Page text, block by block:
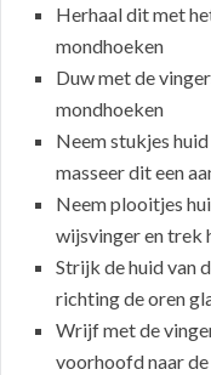
Herhaal dit met
mondhoeken
Duw met de
mondhoeken
Neem stukjes
masseer dit een
Neem plooitjes
wijsvinger en trek
Strijk de huid van
richting de oren
Wrijf met de
voorhoofd naar